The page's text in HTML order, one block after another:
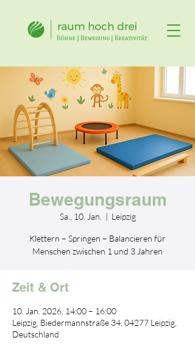
Bewegungsraum
Sa., 10. Jan.
  |
Leipzig
Klettern – Springen – Balancieren für
Zeit & Ort
10. Jan. 2026, 14:00 – 16:00
Leipzig, Biedermannstraße 34, 04277 Leipzig,
Deutschland